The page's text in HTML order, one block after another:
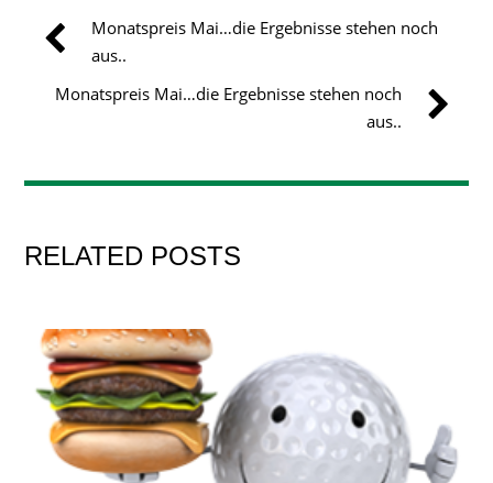
Monatspreis Mai…die Ergebnisse stehen noch
aus..
Monatspreis Mai…die Ergebnisse stehen noch
aus..
RELATED POSTS